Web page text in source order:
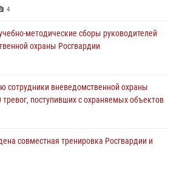
охраны Росгвардии
приняли участие в молебне в рамках
святого равноапостольного князя
8
4
методические сборы руководителей
охраны Росгвардии
вневедомственной охраны
тревог, поступивших с охраняемых объектов
совместная тренировка Росгвардии и